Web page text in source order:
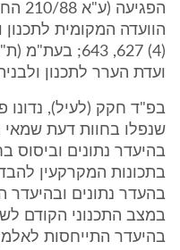
הוועדה המקומית
ועדת הערר לתכנון
בפ"ד חקק (לעיל), נדונו
שנפלו בחוות דעת שמאי
בהיעדר נתונים וביסוס
בתכונות המקרקעין
בהעדר נתונים ובהיעדר
במצב התכנוני הקודם
בהיעדר התייחסות